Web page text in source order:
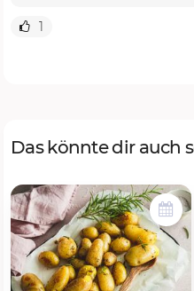
1
Das könnte dir auch